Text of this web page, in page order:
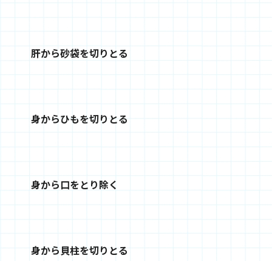
肝から砂袋を切りとる
身からひもを切りとる
身から口をとり除く
身から貝柱を切りとる